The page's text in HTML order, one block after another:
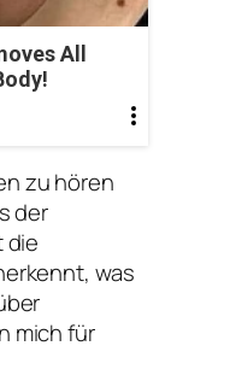
All
zu hören
der
die
was
mich für